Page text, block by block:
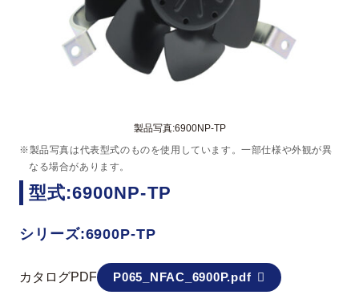
製品写真:6900NP-TP
※製品写真は代表型式のものを使用しています。一部仕様や外観が異
なる場合があります。
型式:6900NP-TP
シリーズ:6900P-TP
カタログPDF P065_NFAC_6900P.pdf